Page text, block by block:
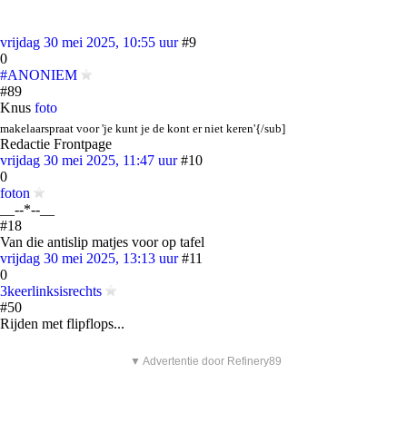
vrijdag 30 mei 2025, 10:55 uur #9
0
#ANONIEM
#89
Knus foto
makelaarspraat voor 'je kunt je de kont er niet keren'{/sub]
Redactie Frontpage
vrijdag 30 mei 2025, 11:47 uur #10
0
foton
__--*--__
#18
Van die antislip matjes voor op tafel
vrijdag 30 mei 2025, 13:13 uur #11
0
3keerlinksisrechts
#50
Rijden met flipflops...
▼ Advertentie door Refinery89